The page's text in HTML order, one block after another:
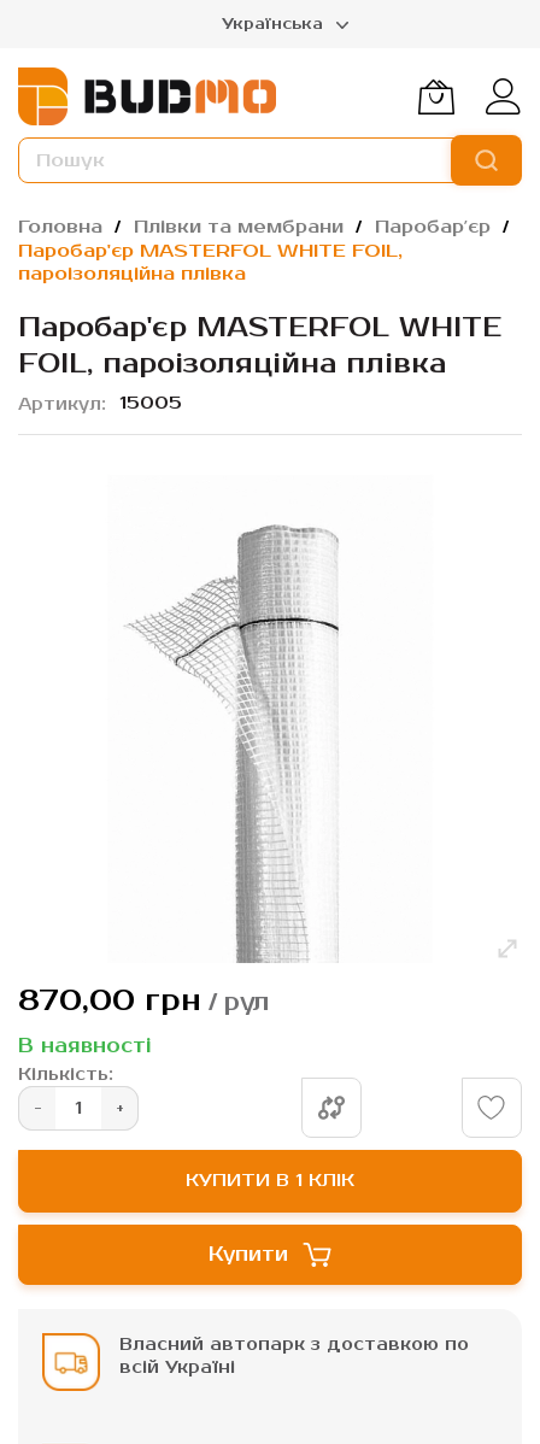
Українська
Головна Плівки та мембрани
Паробарʼєр
Паробар'єр MASTERFOL WHITE FOIL,
пароізоляційна плівка
Паробар'єр MASTERFOL WHITE
FOIL, пароізоляційна плівка
Артикул 15005
до
галереї
зображень
870,00 грн / рул
В наявності
Кількість:
Купити
КУПИТИ В 1 КЛІК
Власний автопарк з доставкою по
всій Україні